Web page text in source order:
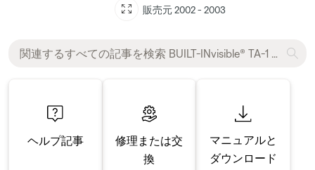
販売元 2002 - 2003
ヘルプ記事
修理または交
換
マニュアルと
ダウンロード